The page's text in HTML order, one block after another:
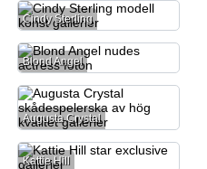
Cindy Sterling
Blond Angel
Augusta Crystal
Kattie Hill